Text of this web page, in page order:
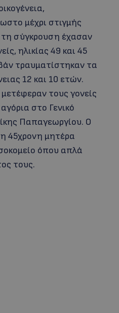
μέχρι στιγμής
σύγκρουση έχασαν
ηλικίας 49 και 45
τραυματίστηκαν τα
12 και 10 ετών.
τους γονείς
στο Γενικό
Παπαγεωργίου. Ο
45χρονη μητέρα
όπου απλά
τους.